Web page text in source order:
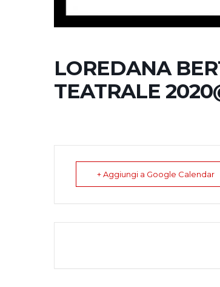
LOREDANA
TEATRALE
+ Aggiungi a Google Calendar